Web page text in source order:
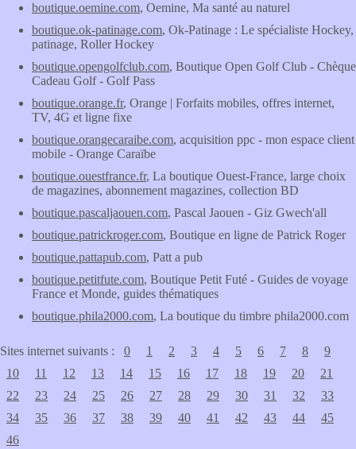
boutique.oemine.com, Oemine, Ma santé au naturel
boutique.ok-patinage.com, Ok-Patinage : Le spécialiste Hockey,
patinage, Roller Hockey
boutique.opengolfclub.com, Boutique Open Golf Club - Chèque
Cadeau Golf - Golf Pass
boutique.orange.fr, Orange | Forfaits mobiles, offres internet,
TV, 4G et ligne fixe
boutique.orangecaraibe.com, acquisition ppc - mon espace client
mobile - Orange Caraïbe
boutique.ouestfrance.fr, La boutique Ouest-France, large choix
de magazines, abonnement magazines, collection BD
boutique.pascaljaouen.com, Pascal Jaouen - Giz Gwech'all
boutique.patrickroger.com, Boutique en ligne de Patrick Roger
boutique.pattapub.com, Patt a pub
boutique.petitfute.com, Boutique Petit Futé - Guides de voyage
France et Monde, guides thématiques
boutique.phila2000.com, La boutique du timbre phila2000.com
Sites internet suivants : 0 1 2 3 4 5 6 7 8
9
10
11 12 13 14 15 16 17 18 19 20
21
22
23 24 25 26 27 28 29 30 31 32
33
34
35 36 37 38 39 40 41 42 43 44
45
46